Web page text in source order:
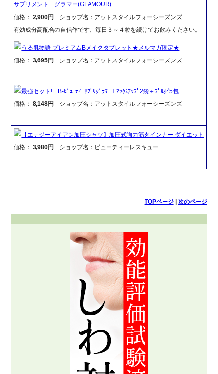
サプリメント グラマー(GLAMOUR)
価格：2,900円
ショップ名：アットスタイルフォーシーズンズ
有効成分高配合の自信作です。毎日３～４粒を続けてお飲みください。
うる肌物語-プレミアムBメイクタブレット★メルマガ限定★
価格：3,695円 ショップ名：アットスタイルフォーシーズンズ
最強セット! B-ﾋﾞｭｰﾃｨｰｻﾌﾟﾘｸﾞﾗﾏｰ＋ﾏｯｸｽｱｯﾌﾟ2袋＋ﾌﾟﾙｵｲ5包
価格：8,148円 ショップ名：アットスタイルフォーシーズンズ
【エナジーアイアン加圧シャツ】加圧式強力筋肉インナー ダイエット
価格：3,980円 ショップ名：ビューティーレスキュー
TOPページ| 次のページ